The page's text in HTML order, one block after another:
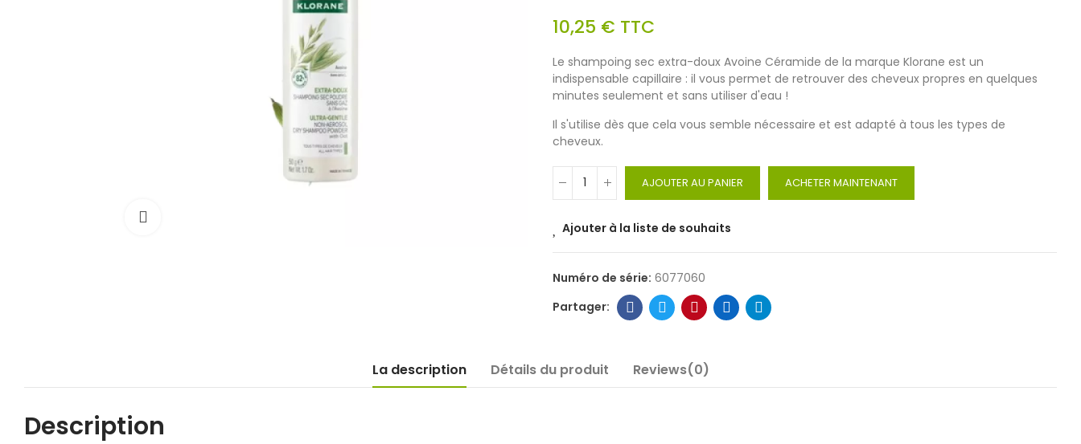
10,25 € TTC
Le shampoing sec extra-doux Avoine Céramide de la marque Klorane est un
indispensable capillaire : il vous permet de retrouver des cheveux propres en quelques
minutes seulement et sans utiliser d'eau !
Il s'utilise dès que cela vous semble nécessaire et est adapté à tous les types de
cheveux.
AJOUTER AU PANIER ACHETER MAINTENANT
Ajouter à la liste de souhaits
Numéro de série: 6077060
La description Détails du produit Reviews(0)
Description